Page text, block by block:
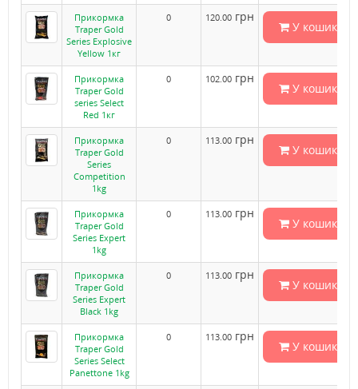
Прикормка
Traper Gold
Series Explosive
Yellow 1кг
0 120.00 грн
У кошик
Прикормка
Traper Gold
series Select
Red 1кг
0 102.00 грн
У кошик
Прикормка
Traper Gold
Series
Competition
1kg
0 113.00 грн
У кошик
Прикормка
Traper Gold
Series Expert
1kg
0 113.00 грн
У кошик
Прикормка
Traper Gold
Series Expert
Black 1kg
0 113.00 грн
У кошик
Прикормка
Traper Gold
Series Select
Panettone 1kg
0 113.00 грн
У кошик